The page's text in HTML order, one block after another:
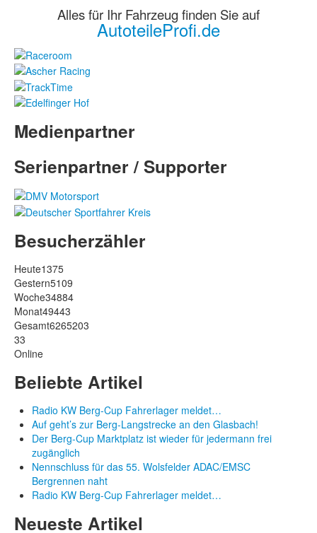
Alles für Ihr Fahrzeug finden Sie auf
AutoteileProfi.de
Medienpartner
Serienpartner / Supporter
Besucherzähler
Heute1375
Gestern5109
Woche34884
Monat49443
Gesamt6265203
33
Online
Beliebte Artikel
Radio KW Berg-Cup Fahrerlager meldet…
Auf geht’s zur Berg-Langstrecke an den Glasbach!
Der Berg-Cup Marktplatz ist wieder für jedermann frei
zugänglich
Nennschluss für das 55. Wolsfelder ADAC/EMSC
Bergrennen naht
Radio KW Berg-Cup Fahrerlager meldet…
Neueste Artikel